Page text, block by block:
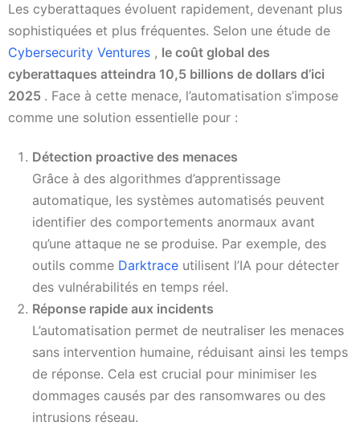
Les cyberattaques évoluent rapidement, devenant plus
sophistiquées et plus fréquentes. Selon une étude de
Cybersecurity Ventures , le coût global des
cyberattaques atteindra 10,5 billions de dollars d’ici
2025 . Face à cette menace, l’automatisation s’impose
comme une solution essentielle pour :
Détection proactive des menaces
Grâce à des algorithmes d’apprentissage
automatique, les systèmes automatisés peuvent
identifier des comportements anormaux avant
qu’une attaque ne se produise. Par exemple, des
outils comme Darktrace utilisent l’IA pour détecter
des vulnérabilités en temps réel.
Réponse rapide aux incidents
L’automatisation permet de neutraliser les menaces
sans intervention humaine, réduisant ainsi les temps
de réponse. Cela est crucial pour minimiser les
dommages causés par des ransomwares ou des
intrusions réseau.